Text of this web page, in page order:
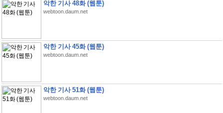
악한 기사 48화 (웹툰)
webtoon.daum.net
악한 기사 45화 (웹툰)
webtoon.daum.net
악한 기사 51화 (웹툰)
webtoon.daum.net